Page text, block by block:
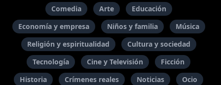
Comedia Arte
Educación
Economía y empresa
Niños y familia
Música
Religión y espiritualidad
Cultura y sociedad
Tecnología
Cine y Televisión
Ficción
Historia
Crímenes reales Noticias
Ocio